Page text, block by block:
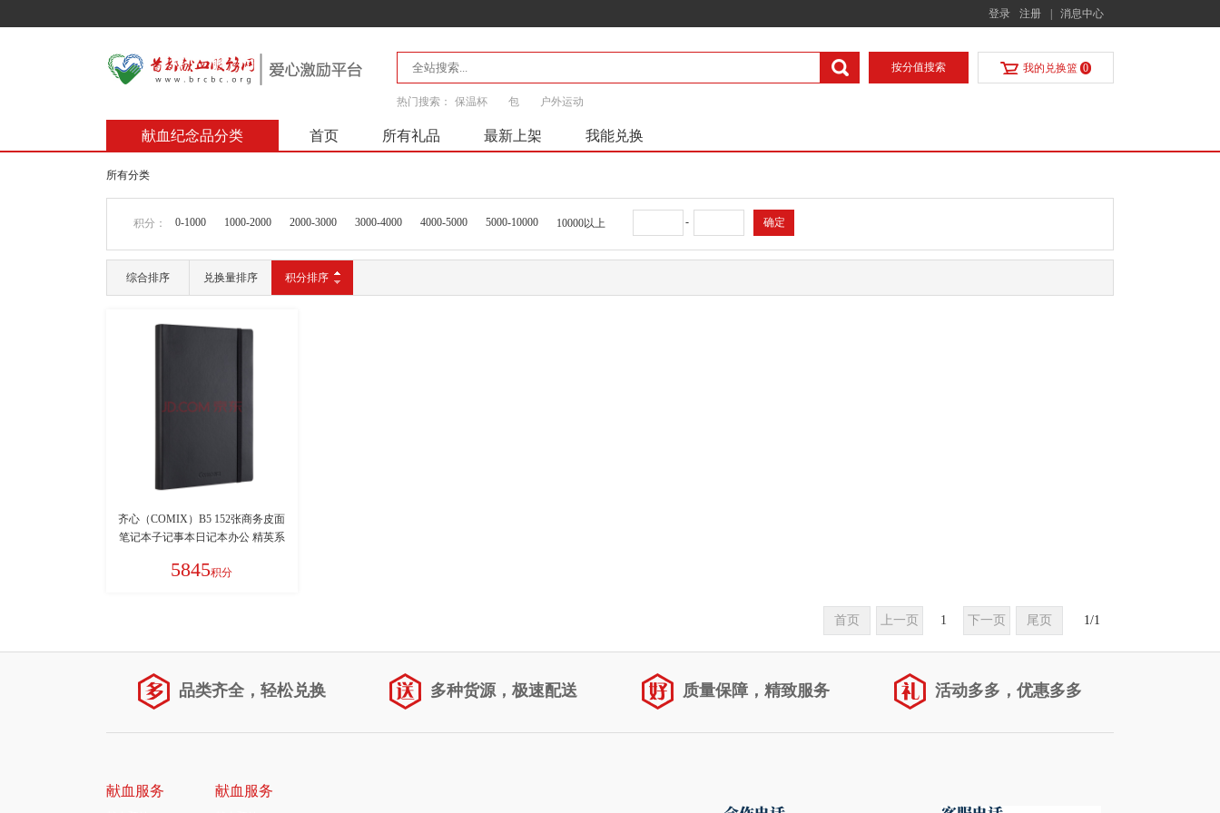
登录 注册 消息中心
热门搜索： 保温杯 包 户外运动
按分值搜索 我的兑换篮 0
献血纪念品分类 首页 所有礼品 最新上架 我能兑换
所有分类
积分： 0-1000 1000-2000 2000-3000 3000-4000 4000-5000 5000-10000 10000以上 - 确定
综合排序 兑换量排序 积分排序
齐心（COMIX）B5 152张商务皮面
笔记本子记事本日记本办公 精英系
5845积分
首页 上一页 1 下一页 尾页 1/1
品类齐全，轻松兑换 多种货源，极速配送 质量保障，精致服务 活动多多，优惠多多
献血服务 献血服务